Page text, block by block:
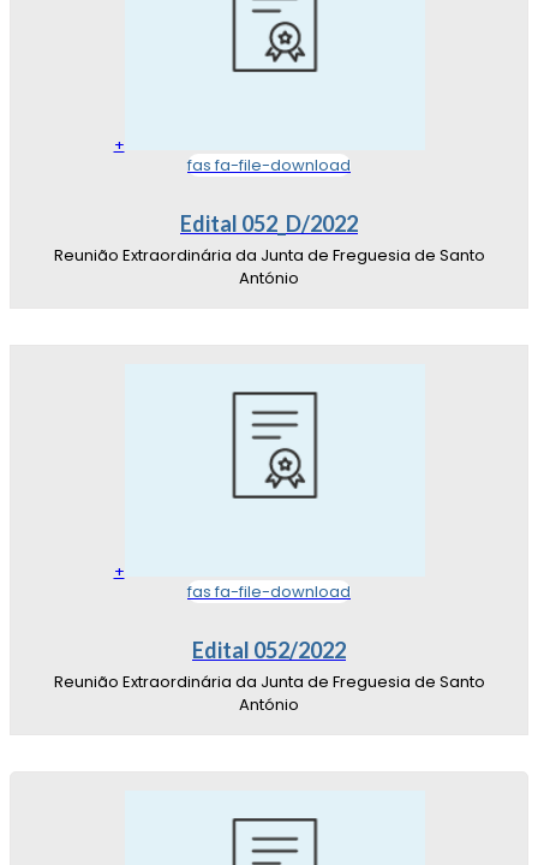
+
fas fa-file-download
Edital 052_D/2022
Reunião Extraordinária da Junta de Freguesia de Santo
António
+
fas fa-file-download
Edital 052/2022
Reunião Extraordinária da Junta de Freguesia de Santo
António